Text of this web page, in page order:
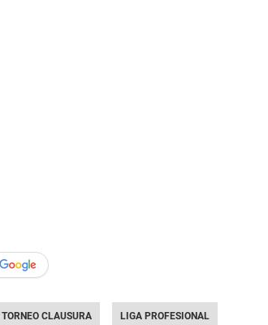
TORNEO CLAUSURA LIGA PROFESIONAL